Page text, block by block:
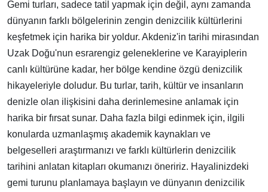
Gemi turları, sadece tatil yapmak için değil, aynı zamanda
dünyanın farklı bölgelerinin zengin denizcilik kültürlerini
keşfetmek için harika bir yoldur. Akdeniz'in tarihi mirasından
Uzak Doğu'nun esrarengiz geleneklerine ve Karayiplerin
canlı kültürüne kadar, her bölge kendine özgü denizcilik
hikayeleriyle doludur. Bu turlar, tarih, kültür ve insanların
denizle olan ilişkisini daha derinlemesine anlamak için
harika bir fırsat sunar. Daha fazla bilgi edinmek için, ilgili
konularda uzmanlaşmış akademik kaynakları ve
belgeselleri araştırmanızı ve farklı kültürlerin denizcilik
tarihini anlatan kitapları okumanızı öneririz. Hayalinizdeki
gemi turunu planlamaya başlayın ve dünyanın denizcilik